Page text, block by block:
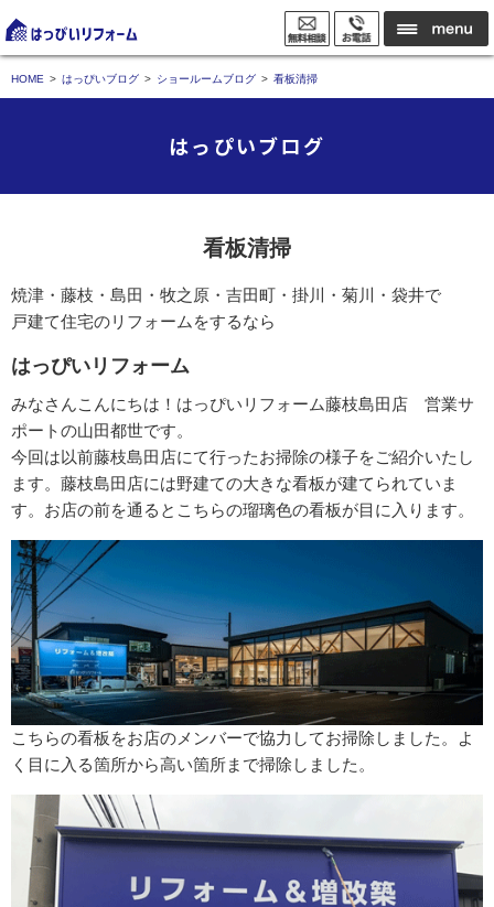
HOME はっぴいブログ ショールームブログ 看板清掃
はっぴいブログ
看板清掃
焼津・藤枝・島田・牧之原・吉田町・掛川・菊川・袋井で
戸建て住宅のリフォームをするなら
はっぴいリフォーム
みなさんこんにちは！はっぴいリフォーム藤枝島田店 営業サ
ポートの山田都世です。
今回は以前藤枝島田店にて行ったお掃除の様子をご紹介いたし
ます。藤枝島田店には野建ての大きな看板が建てられていま
す。お店の前を通るとこちらの瑠璃色の看板が目に入ります。
こちらの看板をお店のメンバーで協力してお掃除しました。よ
く目に入る箇所から高い箇所まで掃除しました。